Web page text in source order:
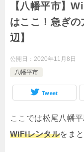
【八幡平市】
はここ！急ぎ
辺】
公開日： 2020年11月8日
八幡平市
Tweet
ここでは松尾八幡
WiFiレンタルをま